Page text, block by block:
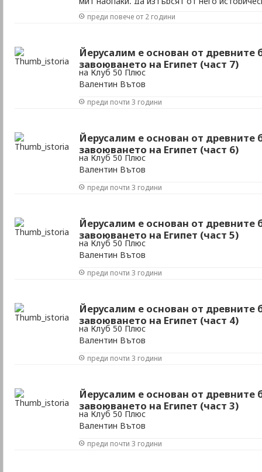
преди повече от 2 години
Йерусалим е основан от древните
завоюването на Египет (част 7)
на Клуб 50 Плюс
Валентин Вътов
преди почти 3 години
Йерусалим е основан от древните
завоюването на Египет (част 6)
на Клуб 50 Плюс
Валентин Вътов
преди почти 3 години
Йерусалим е основан от древните
завоюването на Египет (част 5)
на Клуб 50 Плюс
Валентин Вътов
преди почти 3 години
Йерусалим е основан от древните
завоюването на Египет (част 4)
на Клуб 50 Плюс
Валентин Вътов
преди почти 3 години
Йерусалим е основан от древните
завоюването на Египет (част 3)
на Клуб 50 Плюс
Валентин Вътов
преди почти 3 години